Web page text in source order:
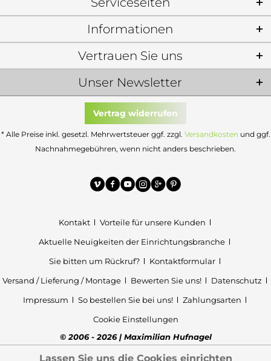
Informationen
Unser Newsletter
Vertrauen Sie uns
Vertrag widerrufen
* Alle Preise inkl. gesetzl. Mehrwertsteuer ggf. zzgl. Versandkosten und ggf.
Nachnahmegebühren, wenn nicht anders beschrieben.
Kontakt
Vorteile für unsere Kunden
Aktuelle Neuigkeiten der Einrichtungsbranche
Sie bitten um Rückruf?
Kontaktformular
Versand / Lieferung / Montage
Bewerten Sie uns!
Datenschutz
Impressum
So bestellen Sie bei uns!
Zahlungsarten
Cookie Einstellungen
© 2006 - 2026 | Maximilian Hufnagel
Lassen Sie uns die Cookies einrichten